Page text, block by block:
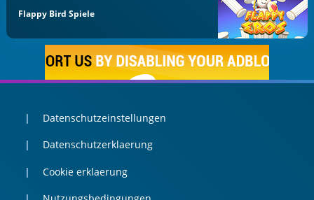
Flappy Bird Spiele
Datenschutzeinstellungen
Datenschutzerklaerung
Cookie erklaerung